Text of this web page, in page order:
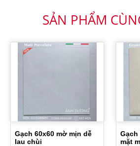
SẢN PHẨM
Gạch 60x60 mờ mịn dễ
lau chùi
Gạch
mặt